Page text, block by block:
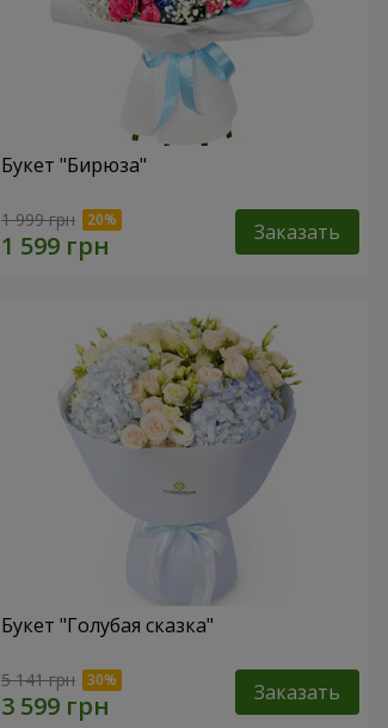
Букет "Бирюза"
1 999 грн Заказать
Букет "Голубая сказка"
5 141 грн Заказать